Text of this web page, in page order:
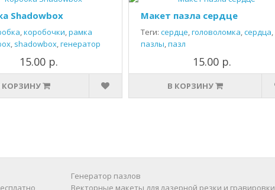
Shadowbox
,коробочки,рамка
, shadowbox,генератор
15.00 р.
КОРЗИНУ
Макет пазла сердце
Теги: сердце,головоломка,сердца,
пазлы,пазл
15.00 р.
В КОРЗИНУ
Генератор пазлов
Векторные макеты для лазерной резки и гравировки